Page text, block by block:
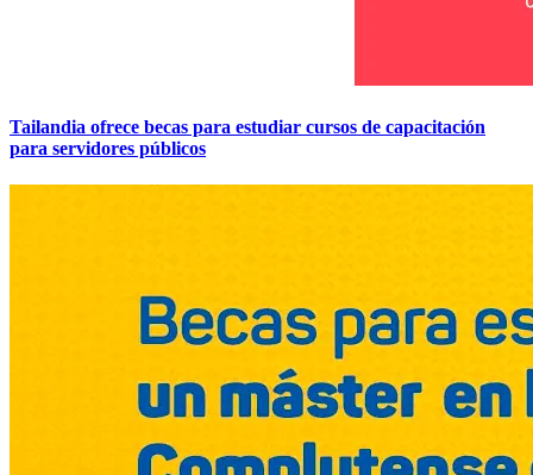
Tailandia ofrece becas para estudiar cursos de capacitación
para servidores públicos